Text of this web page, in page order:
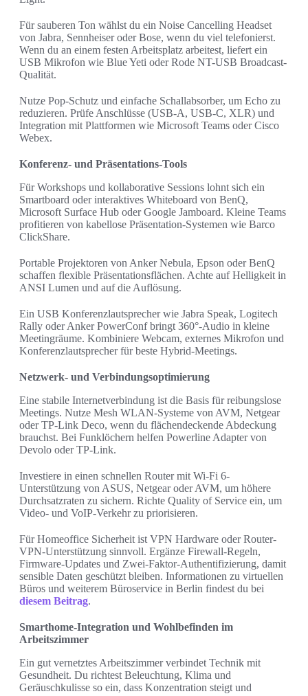
Für sauberen Ton wählst du ein Noise Cancelling Headset
von Jabra, Sennheiser oder Bose, wenn du viel telefonierst.
Wenn du an einem festen Arbeitsplatz arbeitest, liefert ein
USB Mikrofon wie Blue Yeti oder Rode NT-USB Broadcast-
Qualität.
Nutze Pop-Schutz und einfache Schallabsorber, um Echo zu
reduzieren. Prüfe Anschlüsse (USB-A, USB-C, XLR) und
Integration mit Plattformen wie Microsoft Teams oder Cisco
Webex.
Konferenz- und Präsentations-Tools
Für Workshops und kollaborative Sessions lohnt sich ein
Smartboard oder interaktives Whiteboard von BenQ,
Microsoft Surface Hub oder Google Jamboard. Kleine Teams
profitieren von kabellose Präsentation-Systemen wie Barco
ClickShare.
Portable Projektoren von Anker Nebula, Epson oder BenQ
schaffen flexible Präsentationsflächen. Achte auf Helligkeit in
ANSI Lumen und auf die Auflösung.
Ein USB Konferenzlautsprecher wie Jabra Speak, Logitech
Rally oder Anker PowerConf bringt 360°-Audio in kleine
Meetingräume. Kombiniere Webcam, externes Mikrofon und
Konferenzlautsprecher für beste Hybrid-Meetings.
Netzwerk- und Verbindungsoptimierung
Eine stabile Internetverbindung ist die Basis für reibungslose
Meetings. Nutze Mesh WLAN-Systeme von AVM, Netgear
oder TP-Link Deco, wenn du flächendeckende Abdeckung
brauchst. Bei Funklöchern helfen Powerline Adapter von
Devolo oder TP-Link.
Investiere in einen schnellen Router mit Wi‑Fi 6-
Unterstützung von ASUS, Netgear oder AVM, um höhere
Durchsatzraten zu sichern. Richte Quality of Service ein, um
Video- und VoIP-Verkehr zu priorisieren.
Für Homeoffice Sicherheit ist VPN Hardware oder Router-
VPN-Unterstützung sinnvoll. Ergänze Firewall-Regeln,
Firmware-Updates und Zwei-Faktor-Authentifizierung, damit
sensible Daten geschützt bleiben. Informationen zu virtuellen
Büros und weiterem Büroservice in Berlin findest du bei
diesem Beitrag.
Smarthome-Integration und Wohlbefinden im
Arbeitszimmer
Ein gut vernetztes Arbeitszimmer verbindet Technik mit
Gesundheit. Du richtest Beleuchtung, Klima und
Geräuschkulisse so ein, dass Konzentration steigt und